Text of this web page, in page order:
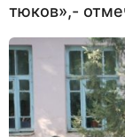
тюков»,-